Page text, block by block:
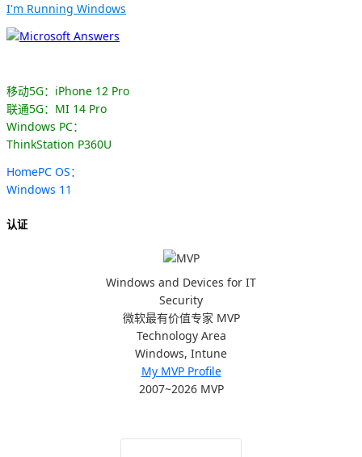
I'm Running Windows
移动5G：iPhone 12 Pro
联通5G：MI 14 Pro
Windows PC：
ThinkStation P360U
HomePC OS：
Windows 11
认证
Windows and Devices for IT
Security
微软最有价值专家 MVP
Technology Area
Windows, Intune
My MVP Profile
2007~2026 MVP